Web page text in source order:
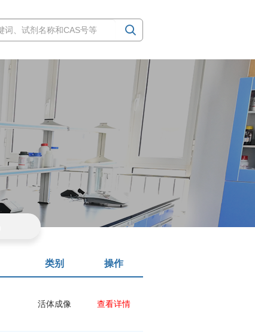
类别 操作
活体成像 查看详情